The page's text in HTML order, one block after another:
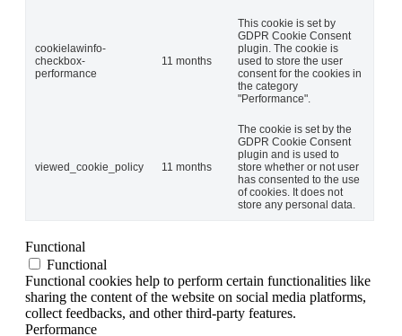
cookielawinfo-
checkbox-
performance
11 months
This cookie is set by
GDPR Cookie Consent
plugin. The cookie is
used to store the user
consent for the cookies in
the category
"Performance".
viewed_cookie_policy 11 months
The cookie is set by the
GDPR Cookie Consent
plugin and is used to
store whether or not user
has consented to the use
of cookies. It does not
store any personal data.
Functional
Functional
Functional cookies help to perform certain functionalities like
sharing the content of the website on social media platforms,
collect feedbacks, and other third-party features.
Performance